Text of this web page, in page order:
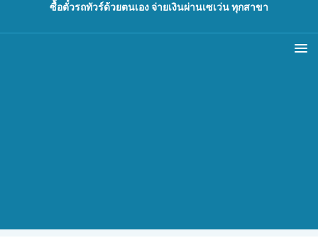
ซื้อตั๋วรถทัวร์ด้วยตนเอง จ่ายเงินผ่านเซเว่น ทุกสาขา